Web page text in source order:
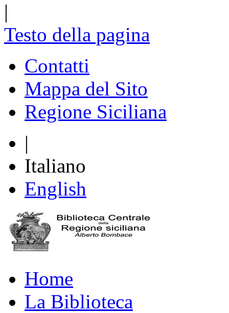
|
Testo della pagina
Contatti
Mappa del Sito
Regione Siciliana
|
Italiano
English
Home
La Biblioteca